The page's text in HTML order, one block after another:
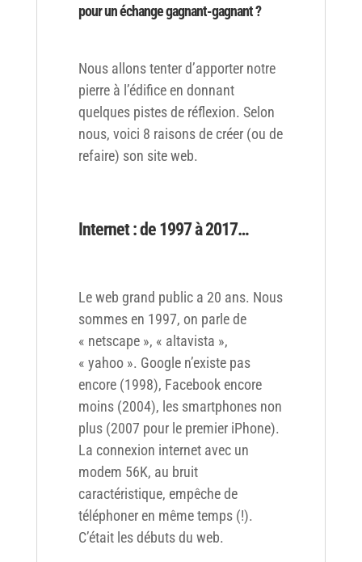
pour un échange gagnant-gagnant ?
Nous allons tenter d’apporter notre
pierre à l’édifice en donnant
quelques pistes de réflexion. Selon
nous, voici 8 raisons de créer (ou de
refaire) son site web.
Internet : de 1997 à 2017…
Le web grand public a 20 ans. Nous
sommes en 1997, on parle de
« netscape », « altavista »,
« yahoo ». Google n’existe pas
encore (1998), Facebook encore
moins (2004), les smartphones non
plus (2007 pour le premier iPhone).
La connexion internet avec un
modem 56K, au bruit
caractéristique, empêche de
téléphoner en même temps (!).
C’était les débuts du web.